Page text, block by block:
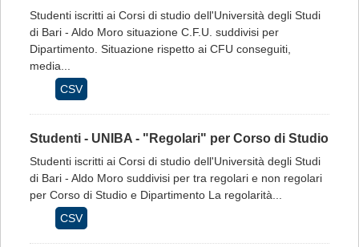
Studenti iscritti ai Corsi di studio dell'Università degli Studi
di Bari - Aldo Moro situazione C.F.U. suddivisi per
Dipartimento. Situazione rispetto ai CFU conseguiti,
media...
CSV
Studenti - UNIBA - "Regolari" per Corso di Studio
Studenti iscritti ai Corsi di studio dell'Università degli Studi
di Bari - Aldo Moro suddivisi per tra regolari e non regolari
per Corso di Studio e Dipartimento La regolarità...
CSV